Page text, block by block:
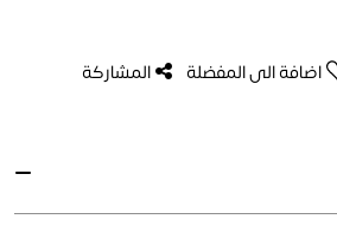
اضافة الى المفضلة المشاركة